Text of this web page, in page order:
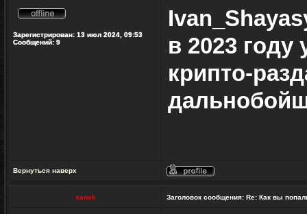
сети
Зарегистрирован: 13 июл 2024, 09:53
Сообщений: 9
в 2023 году
крипто-
Вернуться наверх
sanek Заголовок сообщения: Re: Как вы